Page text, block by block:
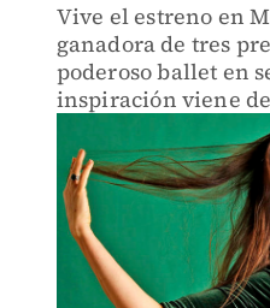
Vive el estreno en
ganadora de tres
poderoso ballet en
inspiración viene